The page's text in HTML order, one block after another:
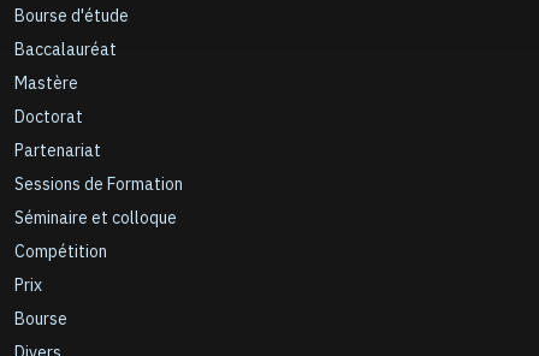
Bourse d'étude
Baccalauréat
Mastère
Doctorat
Partenariat
Sessions de Formation
Séminaire et colloque
Compétition
Prix
Bourse